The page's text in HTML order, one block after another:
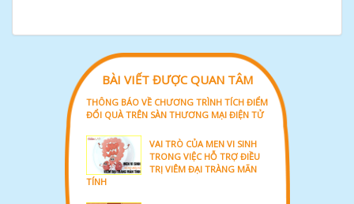
BÀI VIẾT ĐƯỢC QUAN TÂM
THÔNG BÁO VỀ CHƯƠNG TRÌNH TÍCH ĐIỂM
ĐỔI QUÀ TRÊN SÀN THƯƠNG MẠI ĐIỆN TỬ
VAI TRÒ CỦA MEN VI SINH
TRONG VIỆC HỖ TRỢ ĐIỀU
TRỊ VIÊM ĐẠI TRÀNG MÃN
TÍNH